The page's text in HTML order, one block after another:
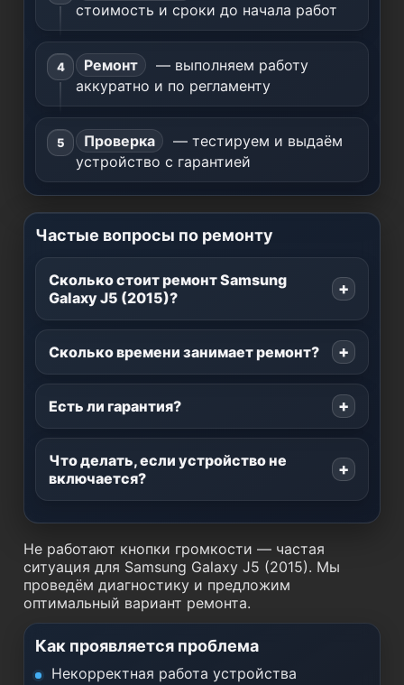
стоимость и сроки до начала работ
Ремонт
— выполняем работу
аккуратно и по регламенту
Проверка
— тестируем и выдаём
устройство с гарантией
Частые вопросы по ремонту
Сколько стоит ремонт Samsung
Galaxy J5 (2015)?
Сколько времени занимает ремонт?
Есть ли гарантия?
Что делать, если устройство не
включается?
Не работают кнопки громкости — частая
ситуация для Samsung Galaxy J5 (2015). Мы
проведём диагностику и предложим
оптимальный вариант ремонта.
Как проявляется проблема
Некорректная работа устройства